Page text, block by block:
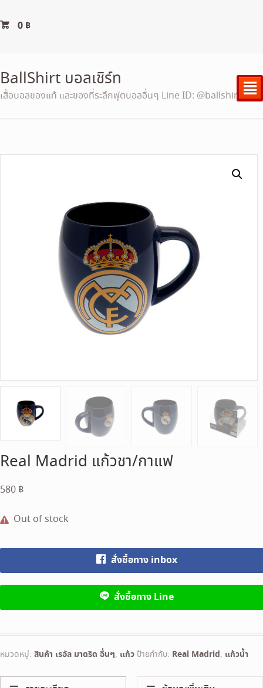
0 ฿
BallShirt บอลเชิร์ท
เสื้อบอลของแท้ และของที่ระลึกฟุตบอลอื่นๆ Line ID: @ballshirt²
Real Madrid แก้วชา/กาแฟ
580 ฿
Out of stock
สั่งซื้อทาง inbox
สั่งซื้อทาง Line
หมวดหมู่: สินค้า เรอัล มาดริด อื่นๆ, แก้ว ป้ายกำกับ: Real Madrid, แก้วน้ำ